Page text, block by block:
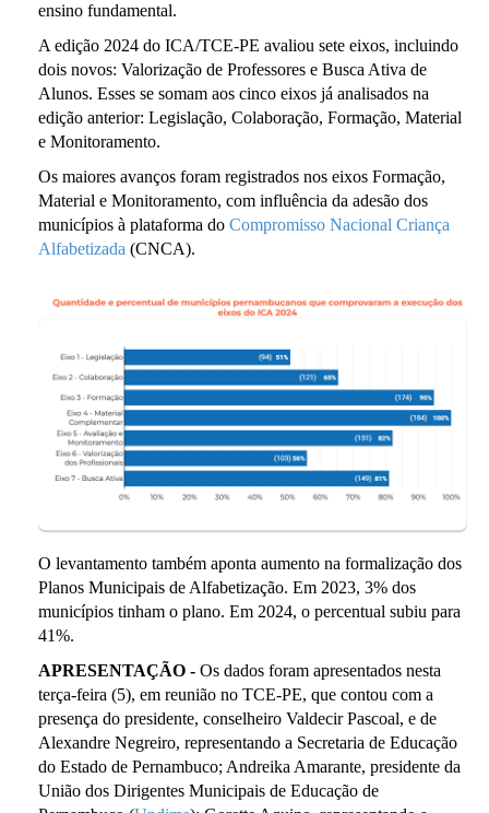
ensino fundamental.
A edição 2024 do ICA/TCE-PE avaliou sete eixos, incluindo
dois novos: Valorização de Professores e Busca Ativa de
Alunos. Esses se somam aos cinco eixos já analisados na
edição anterior: Legislação, Colaboração, Formação, Material
e Monitoramento.
Os maiores avanços foram registrados nos eixos Formação,
Material e Monitoramento, com influência da adesão dos
municípios à plataforma do Compromisso Nacional Criança
Alfabetizada (CNCA).
O levantamento também aponta aumento na formalização dos
Planos Municipais de Alfabetização. Em 2023, 3% dos
municípios tinham o plano. Em 2024, o percentual subiu para
41%.
APRESENTAÇÃO - Os dados foram apresentados nesta
terça-feira (5), em reunião no TCE-PE, que contou com a
presença do presidente, conselheiro Valdecir Pascoal, e de
Alexandre Negreiro, representando a Secretaria de Educação
do Estado de Pernambuco; Andreika Amarante, presidente da
União dos Dirigentes Municipais de Educação de